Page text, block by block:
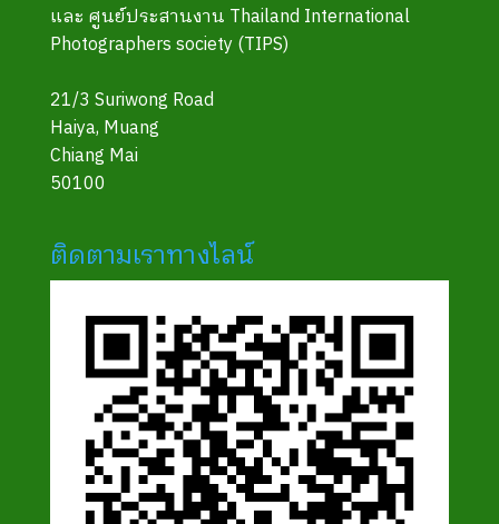
และ ศูนย์ประสานงาน Thailand International
Photographers society (TIPS)
21/3 Suriwong Road
Haiya, Muang
Chiang Mai
50100
ติดตามเราทางไลน์